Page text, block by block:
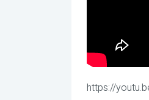
https://